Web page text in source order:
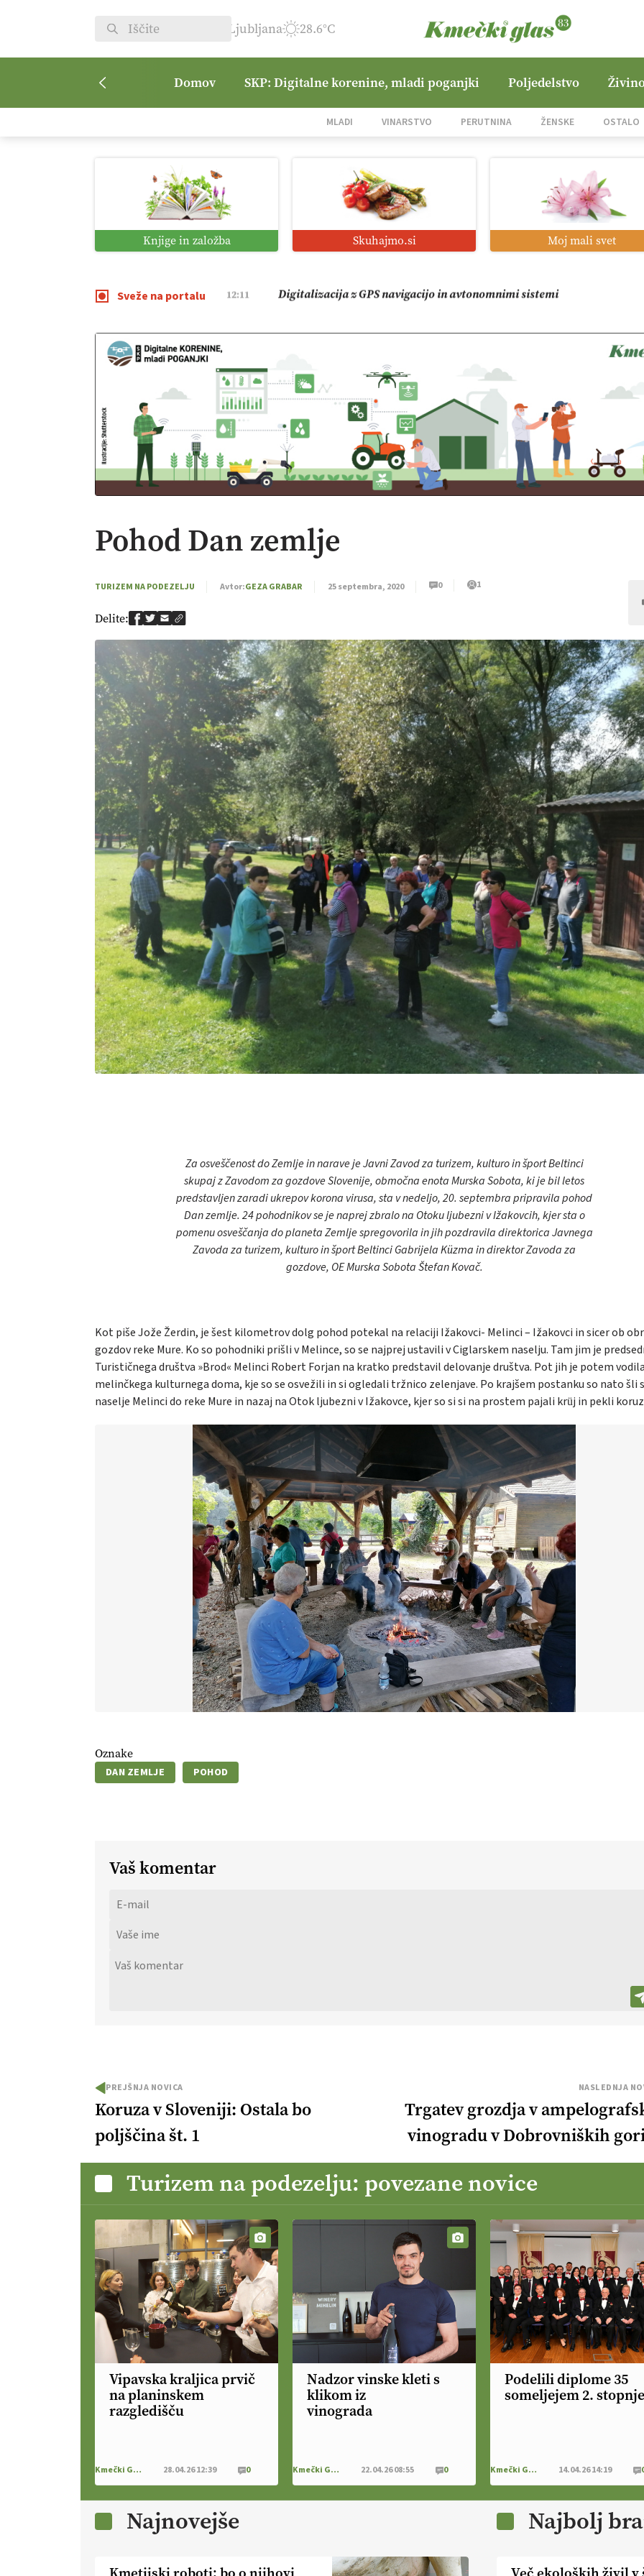
Ljubljana 28.6°C
Domov SKP: Digitalne korenine, mladi poganjki Poljedelstvo
MLADI VINARSTVO PERUTNINA ŽENSKE OSTALO
Knjige in založba Skuhajmo.si Moj mali svet
Sveže na portalu
08:50 Vrt Dvorjane Hills
01:38 Digitalno od satelita do prašičjega korita
12:11 Digitalizacija z GPS navigacijo in avtonomnimi sistemi
09:09 Pomagajmo družini Bregar po uničujočem požaru
Pohod Dan zemlje
TURIZEM NA PODEZELJU Avtor:GEZA GRABAR 25 septembra, 2020 0 1
Delite:
Za osveščenost do Zemlje in narave je Javni Zavod za turizem, kulturo in šport Beltinci
skupaj z Zavodom za gozdove Slovenije, območna enota Murska Sobota, ki je bil letos
predstavljen zaradi ukrepov korona virusa, sta v nedeljo, 20. septembra pripravila pohod
Dan zemlje. 24 pohodnikov se je naprej zbralo na Otoku ljubezni v Ižakovcih, kjer sta o
pomenu osveščanja do planeta Zemlje spregovorila in jih pozdravila direktorica Javnega
Zavoda za turizem, kulturo in šport Beltinci Gabrijela Küzma in direktor Zavoda za
gozdove, OE Murska Sobota Štefan Kovač.
Kot piše Jože Žerdin, je šest kilometrov dolg pohod potekal na relaciji Ižakovci- Melinci – Ižakovci in sicer ob
gozdov reke Mure. Ko so pohodniki prišli v Melince, so se najprej ustavili v Ciglarskem naselju. Tam jim je
Turističnega društva »Brod« Melinci Robert Forjan na kratko predstavil delovanje društva. Pot jih je potem
melinčkega kulturnega doma, kje so se osvežili in si ogledali tržnico zelenjave. Po krajšem postanku so nato šli
naselje Melinci do reke Mure in nazaj na Otok ljubezni v Ižakovce, kjer so si si na prostem pajali krüj in pekli
Oznake
DAN ZEMLJE POHOD
Vaš komentar
PREJŠNJA NOVICA
Koruza v Sloveniji: Ostala bo
poljščina št. 1
NASLEDNJA
Trgatev grozdja v
vinogradu v Dobrovniških
Turizem na podezelju: povezane novice
Vipavska kraljica prvič
na planinskem
razgledišču
Kmečki Glas 28.04.26 12:39 0
Nadzor vinske kleti s
klikom iz
vinograda
Kmečki Glas 22.04.26 08:55 0
Podelili diplome 35
someljejem 2. stopnje
Kmečki Glas 14.04.26 14:19
Najnovejše Najbolj